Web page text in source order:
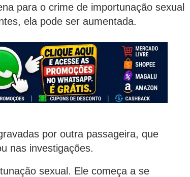
para o crime de importunação sexual
ela pode ser aumentada.
por outra passageira, que
nas investigações.
sexual. Ele começa a se